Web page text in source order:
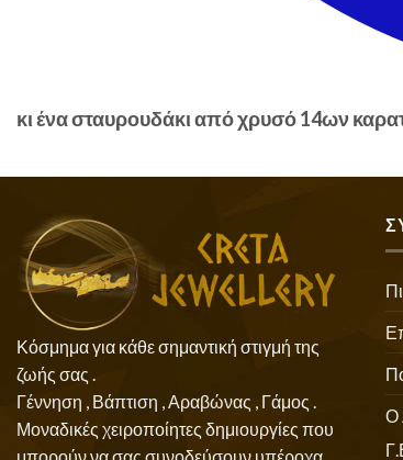
κι ένα σταυρουδάκι από χρυσό 14ων
Κόσμημα για κάθε σημαντική στιγμή της
ζωής σας .
Γέννηση , Βάπτιση , Αραβώνας , Γάμος .
Μοναδικές χειροποίητες δημιουργίες που
Ο